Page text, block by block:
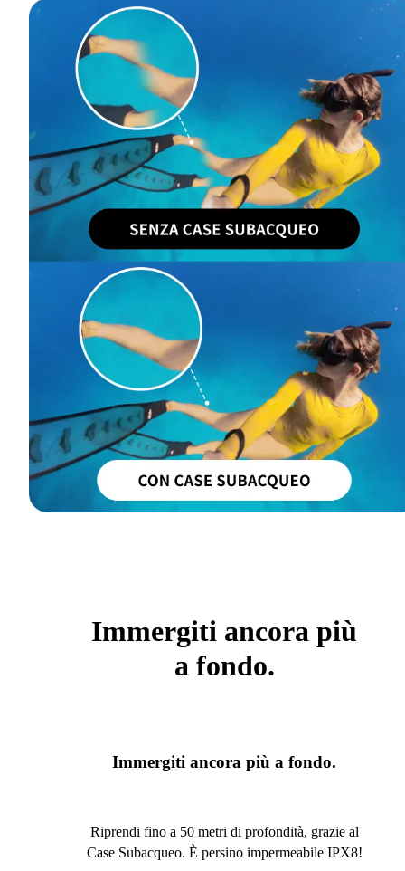
Immergiti ancora più
a fondo.
Immergiti ancora più a fondo.
Riprendi fino a 50 metri di profondità, grazie al
Case Subacqueo. È persino impermeabile IPX8!